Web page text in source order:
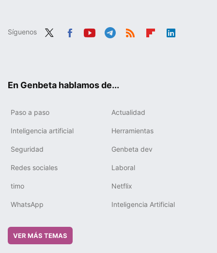
Síguenos
En Genbeta hablamos de...
Paso a paso Actualidad
Inteligencia artificial Herramientas
Seguridad Genbeta dev
Redes sociales Laboral
timo Netflix
WhatsApp Inteligencia Artificial
VER MÁS TEMAS